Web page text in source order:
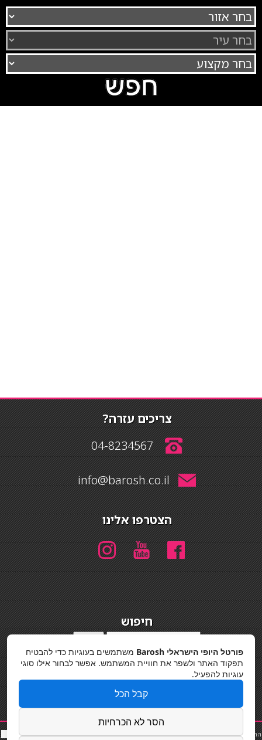
צריכים עזרה?
04-8234567
info@barosh.co.il
הצטרפו אלינו
חיפוש
מדיניות פרטיות
החלקות שיער|תאורה לבית|פאות ותוספות שיער|נייל סטודיו|תוספות שיער|שף פרטי|כ סאות
פורטל היופי הישראלי Barosh
משתמשים בעוגיות כדי להבטיח
תפקוד האתר ולשפר את חוויית המשתמש. אפשר לבחור אילו סוגי
עוגיות להפעיל.
קבל הכל
הסר לא הכרחיות